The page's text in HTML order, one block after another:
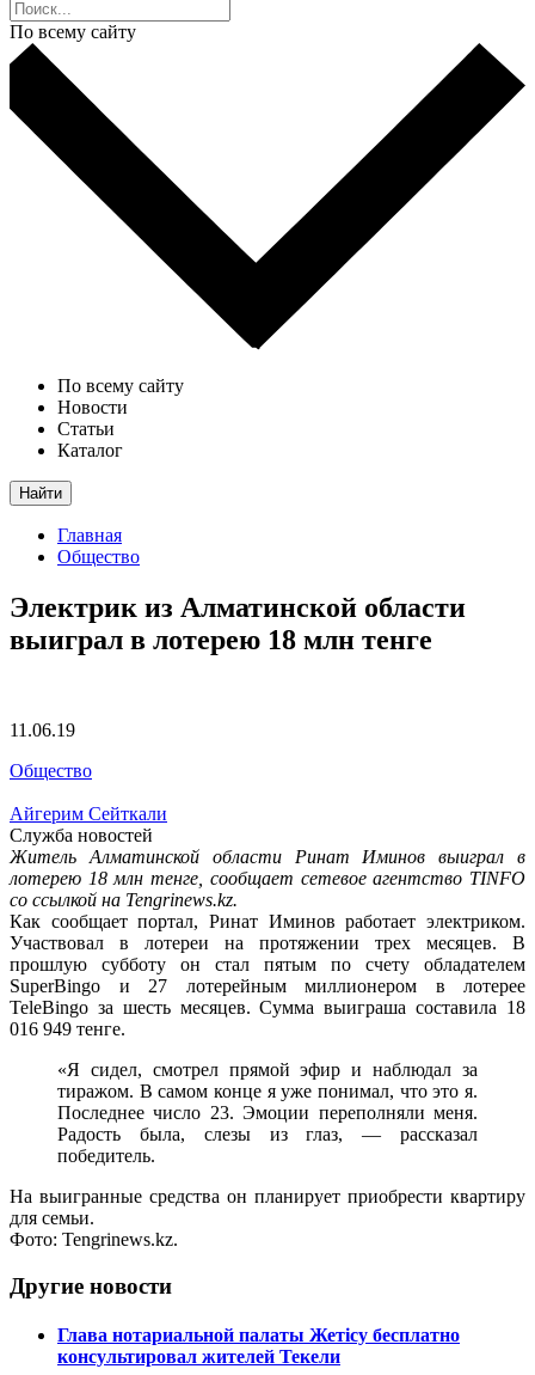
По всему сайту
По всему сайту
Новости
Статьи
Каталог
Найти
Главная
Общество
Электрик из Алматинской области
выиграл в лотерею 18 млн тенге
11.06.19
Общество
Айгерим Сейткали
Служба новостей
Житель Алматинской области Ринат Иминов выиграл в
лотерею 18 млн тенге, сообщает сетевое агентство TINFO
со ссылкой на Tengrinews.kz.
Как сообщает портал, Ринат Иминов работает электриком.
Участвовал в лотереи на протяжении трех месяцев. В
прошлую субботу он стал пятым по счету обладателем
SuperBingo и 27 лотерейным миллионером в лотерее
TeleBingo за шесть месяцев. Сумма выиграша составила 18
016 949 тенге.
«Я сидел, смотрел прямой эфир и наблюдал за
тиражом. В самом конце я уже понимал, что это я.
Последнее число 23. Эмоции переполняли меня.
Радость была, слезы из глаз, — рассказал
победитель.
На выигранные средства он планирует приобрести квартиру
для семьи.
Фото: Tengrinews.kz.
Другие новости
Глава нотариальной палаты Жетісу бесплатно
консультировал жителей Текели